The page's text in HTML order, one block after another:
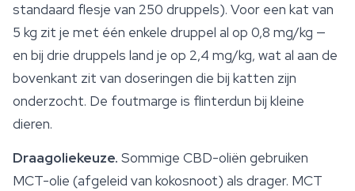
standaard flesje van 250 druppels). Voor een kat van
5 kg zit je met één enkele druppel al op 0,8 mg/kg —
en bij drie druppels land je op 2,4 mg/kg, wat al aan de
bovenkant zit van doseringen die bij katten zijn
onderzocht. De foutmarge is flinterdun bij kleine
dieren.
Draagoliekeuze. Sommige CBD-oliën gebruiken
MCT-olie (afgeleid van kokosnoot) als drager. MCT